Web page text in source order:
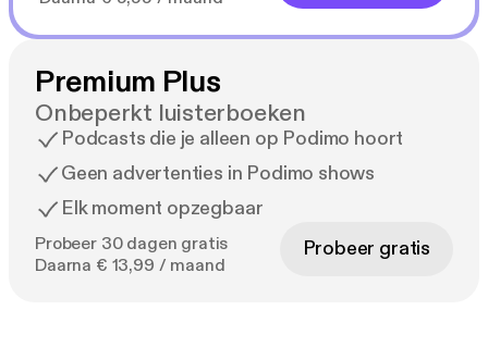
Premium Plus
Onbeperkt luisterboeken
Podcasts die je alleen op Podimo hoort
Geen advertenties in Podimo shows
Elk moment opzegbaar
Probeer 30 dagen gratis
Daarna € 13,99 / maand
Probeer gratis